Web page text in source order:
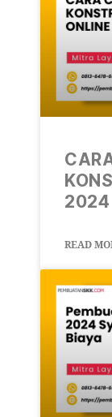
2024
READ